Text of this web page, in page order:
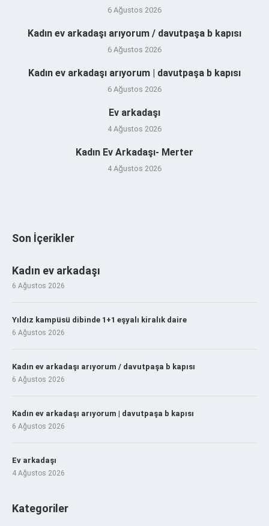
6 Ağustos 2026
Kadın ev arkadaşı arıyorum / davutpaşa b kapısı
6 Ağustos 2026
Kadın ev arkadaşı arıyorum | davutpaşa b kapısı
6 Ağustos 2026
Ev arkadaşı
4 Ağustos 2026
Kadın Ev Arkadaşı- Merter
4 Ağustos 2026
Son İçerikler
Kadın ev arkadaşı
6 Ağustos 2026
Yıldız kampüsü dibinde 1+1 eşyalı kiralık daire
6 Ağustos 2026
Kadın ev arkadaşı arıyorum / davutpaşa b kapısı
6 Ağustos 2026
Kadın ev arkadaşı arıyorum | davutpaşa b kapısı
6 Ağustos 2026
Ev arkadaşı
4 Ağustos 2026
Kategoriler